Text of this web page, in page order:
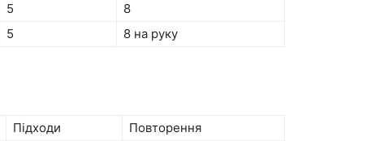
5
8
5 8 на руку
Підходи
Повторення